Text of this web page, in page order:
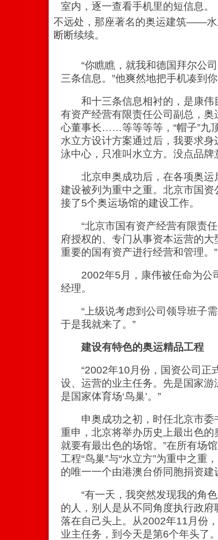
室内，逐一查看手机里的短信息。
不远处，那座著名的奥运建筑——水
断断续续。
“你瞧瞧，就我和德国拜尔公司
三条信息。”他爽然地把手机凑到
和十三条信息相衬的，是康伟
有资产经营有限责任公司副总，
心董事长……等等等等，“帽子”九
水立方设计方案通过后，我要求
泳中心，只准叫水立方。没点品牌
北京申奥成功后，在各项奥运
建设被列为重中之重。北京市国
接了5个奥运场馆的建设工作。
“北京市国有资产经营有限责任
府授权的、专门从事资本运营的
重要的国有资产进行经营和管理。”
2002年5月，康伟被任命为公
经理。
“上级说考虑到公司领导班子需
于是我就来了。”
建设有特色的奥运精品工程
“2002年10月份，国资公司正
设、运营的业主任务。先是国家
是国家体育场‘鸟巢’。”
申奥成功之初，时任北京市委
重申，北京将举办历史上最出色的
就要有最出色的场馆。”在所有场
工程“鸟巢”与“水立方”为重中之重
的唯一一个由港澳台侨同胞捐资建
“有一天，我突然发现我的角色
的人，别人是从不同角度执行政
落在自己头上。从2002年11月份
业主任务，到今天是第6个年头了